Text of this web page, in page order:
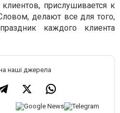
прислушивается к
делают все для того,
каждого клиента
наші джерела